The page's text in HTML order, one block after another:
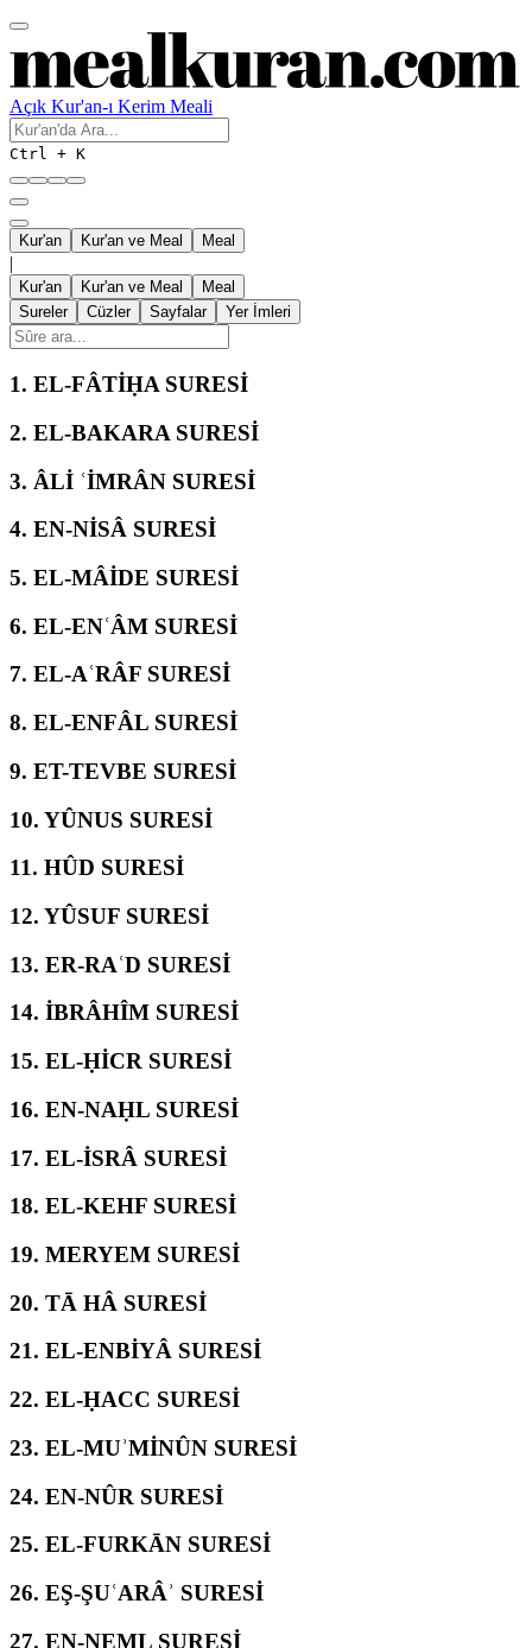
Açık Kur'an-ı Kerim Meali
Ctrl + K
Kur'an Kur'an ve Meal Meal
|
Kur'an Kur'an ve Meal
Meal
Sureler
Cüzler Sayfalar Yer İmleri
1. EL-FÂTİḤA SURESİ
2. EL-BAKARA SURESİ
3. ÂLİ ʿİMRÂN SURESİ
4. EN-NİSÂ SURESİ
5. EL-MÂİDE SURESİ
6. EL-ENʿÂM SURESİ
7. EL-AʿRÂF SURESİ
8. EL-ENFÂL SURESİ
9. ET-TEVBE SURESİ
10. YÛNUS SURESİ
11. HÛD SURESİ
12. YÛSUF SURESİ
13. ER-RAʿD SURESİ
14. İBRÂHÎM SURESİ
15. EL-ḤİCR SURESİ
16. EN-NAḤL SURESİ
17. EL-İSRÂ SURESİ
18. EL-KEHF SURESİ
19. MERYEM SURESİ
20. TĀ HÂ SURESİ
21. EL-ENBİYÂ SURESİ
22. EL-ḤACC SURESİ
23. EL-MUʾMİNÛN SURESİ
24. EN-NÛR SURESİ
25. EL-FURKĀN SURESİ
26. EŞ-ŞUʿARÂʾ SURESİ
27. EN-NEML SURESİ